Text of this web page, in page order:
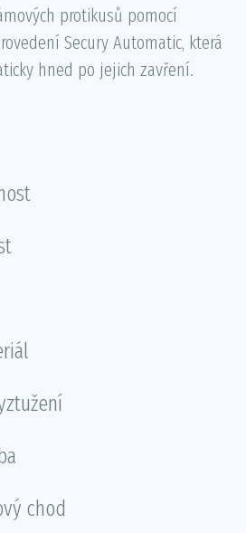
protikusů pomocí
Secury Automatic, která
hned po jejich zavření.
chod